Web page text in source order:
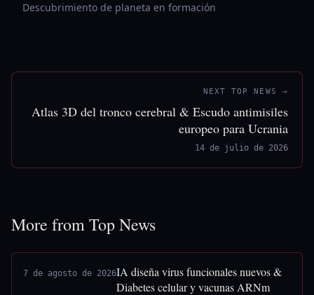
Descubrimiento de planeta en formación
NEXT TOP NEWS →
Atlas 3D del tronco cerebral & Escudo antimisiles
europeo para Ucrania
14 de julio de 2026
More from Top News
7 de agosto de 2026IA diseña virus funcionales nuevos &
Diabetes celular y vacunas ARNm